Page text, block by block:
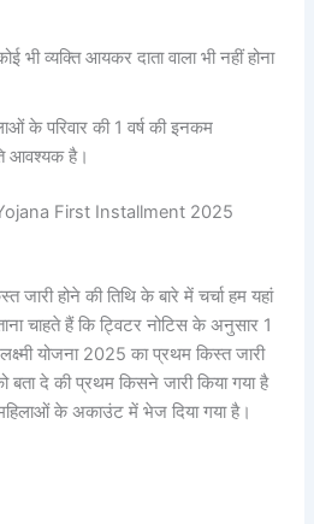
भी व्यक्ति आयकर दाता वाला भी नहीं होना
के परिवार की 1 वर्ष की इनकम
आवश्यक है।
First Installment 2025
जारी होने की तिथि के बारे में चर्चा हम यहां
चाहते हैं कि ट्विटर नोटिस के अनुसार 1
योजना 2025 का प्रथम किस्त जारी
बता दे की प्रथम किसने जारी किया गया है
के अकाउंट में भेज दिया गया है।